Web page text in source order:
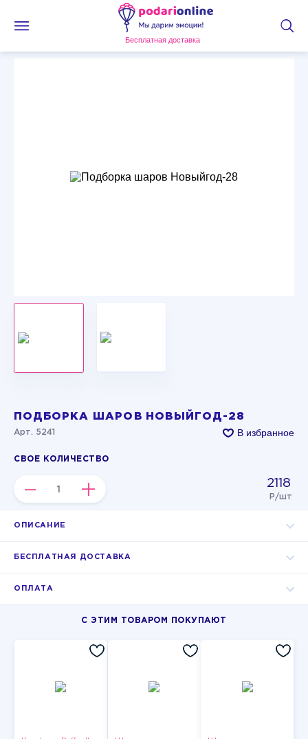
Бесплатная доставка
ПОДБОРКА ШАРОВ НОВЫЙГОД-28
Арт. 5241 В избранное
СВОЕ КОЛИЧЕСТВО
– + 2118
Р/шт
ОПИСАНИЕ
БЕСПЛАТНАЯ ДОСТАВКА
ОПЛАТА
С ЭТИМ ТОВАРОМ ПОКУПАЮТ